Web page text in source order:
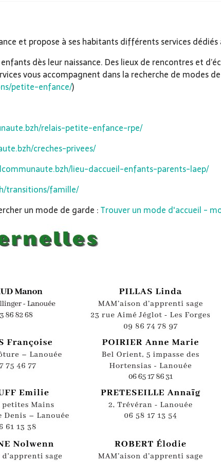
et propose à ses habitants différents services dédiés
dès leur naissance. Des lieux de rencontres et
vous accompagnent dans la recherche de modes
petite-enfance/)
relais-petite-enfance-rpe/
creches-privees/
lieu-daccueil-enfants-parents-laep/
transitions/famille/
un mode de garde :Trouver un mode d'accueil -